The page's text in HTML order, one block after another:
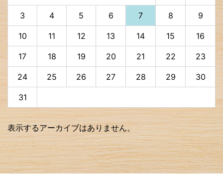
3 4 5 6 7 8 9
10 11 12 13 14 15 16
17 18 19 20 21 22 23
24 25 26 27 28 29 30
31
表示するアーカイブはありません。